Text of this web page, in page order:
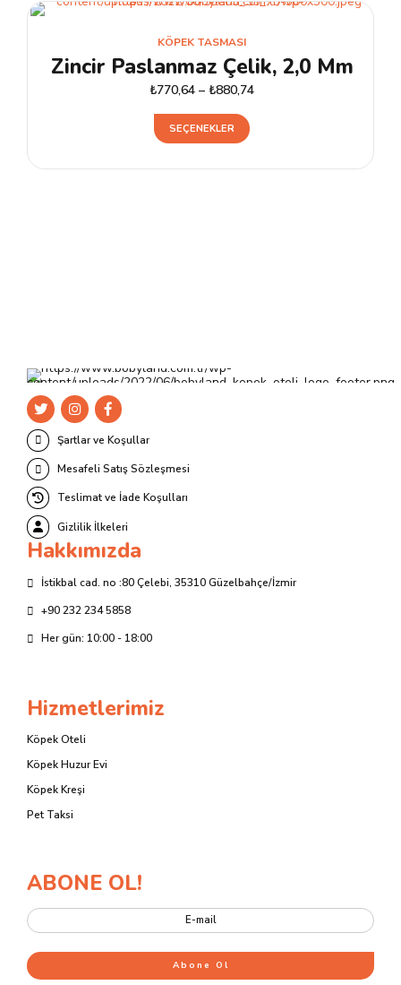
var.
ürün
sayfasından
seçilebilir
KÖPEK TASMASI
Zincir Paslanmaz Çelik, 2,0 Mm
₺770,64 – ₺880,74
SEÇENEKLER
Bu
birden
Şartlar ve Koşullar
Mesafeli Satış Sözleşmesi
Teslimat ve İade Koşulları
Gizlilik İlkeleri
Hakkımızda
İstikbal cad. no :80 Çelebi, 35310 Güzelbahçe/İzmir
+90 232 234 5858
Her gün: 10:00 - 18:00
Hizmetlerimiz
Köpek Oteli
Köpek Huzur Evi
Köpek Kreşi
Pet Taksi
ABONE OL!